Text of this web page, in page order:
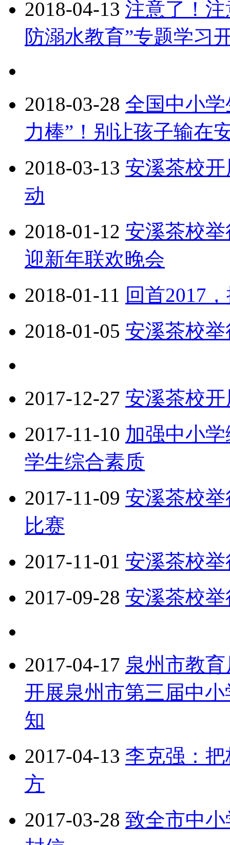
2018-04-13 注意了！
防溺水教育”专题学习
2018-03-28 全国中小
力棒”！别让孩子输在
2018-03-13 安溪茶校
动
2018-01-12 安溪茶校举
迎新年联欢晚会
2018-01-11 回首2017
2018-01-05 安溪茶校
2017-12-27 安溪茶校
2017-11-10 加强中小
学生综合素质
2017-11-09 安溪茶校举
比赛
2017-11-01 安溪茶校
2017-09-28 安溪茶校
2017-04-17 泉州市教
开展泉州市第三届中
知
2017-04-13 李克强：
方
2017-03-28 致全市中